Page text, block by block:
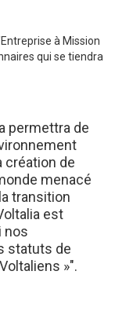
à Mission
qui se tiendra
permettra de
création de
menacé
transition
est
nos
statuts de
»".